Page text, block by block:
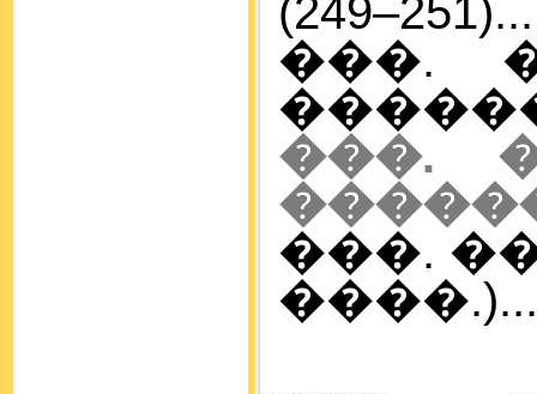
(249–251)...
���.
���.
���.
����.)...